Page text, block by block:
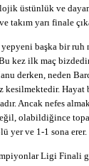
üstünlük ve
takım yarı finale
başka bir
kez ilk maç
derken, neden
kesilmektedir.
Ancak nefes
olabildiğince
yer ve 1-1 sona erer.
Ligi Finali